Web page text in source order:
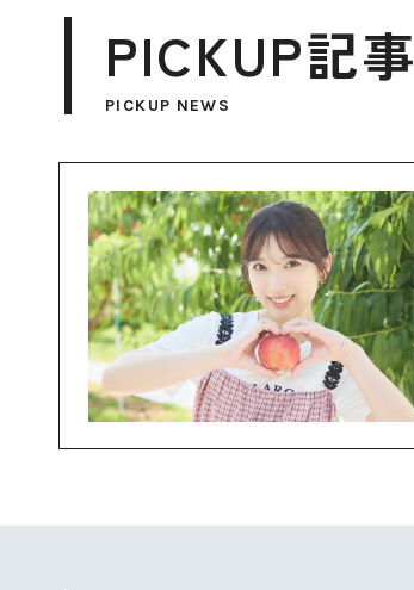
PICKUP記事
PICKUP NEWS